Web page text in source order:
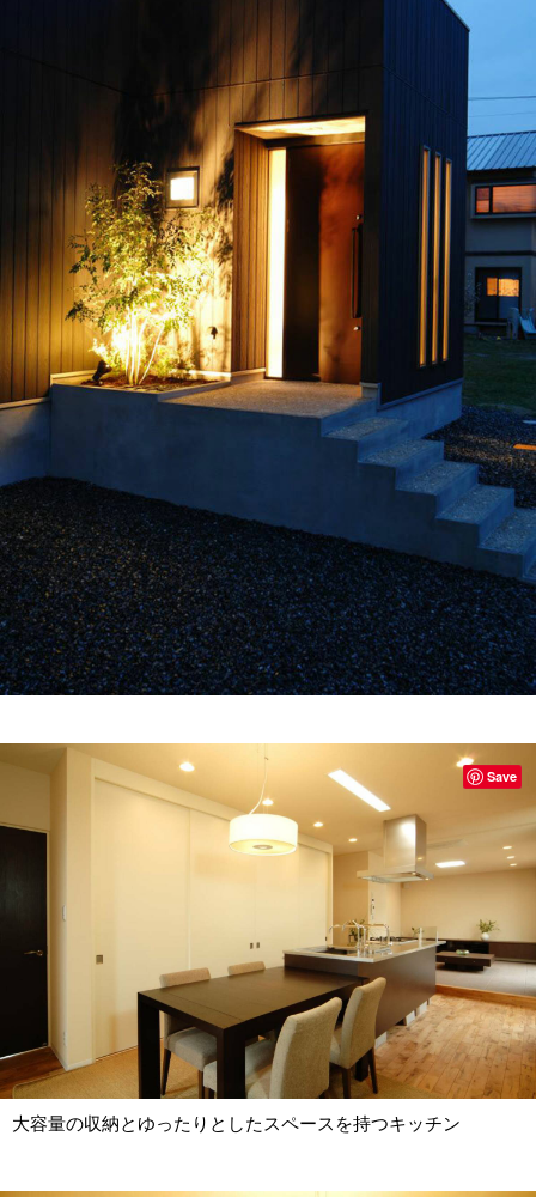
大容量の収納とゆったりとしたスペースを持つキッチン
Save